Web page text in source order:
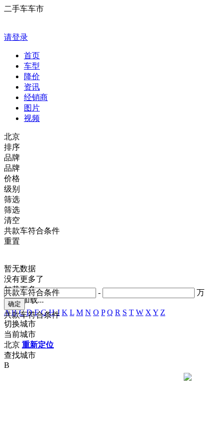
二手车车市
请登录
首页
车型
降价
资讯
经销商
图片
视频
北京
排序
品牌
品牌
价格
- 万
共款车符合条件
级别
共款车符合条件
筛选
筛选
清空
共款车符合条件
重置
暂无数据
没有更多了
加载更多
正在加载...
A B C D F G H J K L M N O P Q R S T W X Y Z
切换城市
当前城市
北京 重新定位
查找城市
B